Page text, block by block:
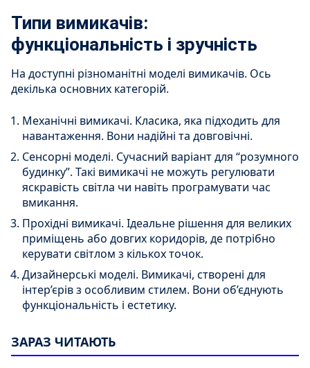
Типи вимикачів:
функціональність і зручність
На доступні різноманітні моделі вимикачів. Ось
декілька основних категорій.
Механічні вимикачі. Класика, яка підходить для
навантаження. Вони надійні та довговічні.
Сенсорні моделі. Сучасний варіант для “розумного
будинку”. Такі вимикачі не можуть регулювати
яскравість світла чи навіть програмувати час
вмикання.
Прохідні вимикачі. Ідеальне рішення для великих
приміщень або довгих коридорів, де потрібно
керувати світлом з кількох точок.
Дизайнерські моделі. Вимикачі, створені для
інтер’єрів з особливим стилем. Вони об’єднують
функціональність і естетику.
ЗАРАЗ ЧИТАЮТЬ